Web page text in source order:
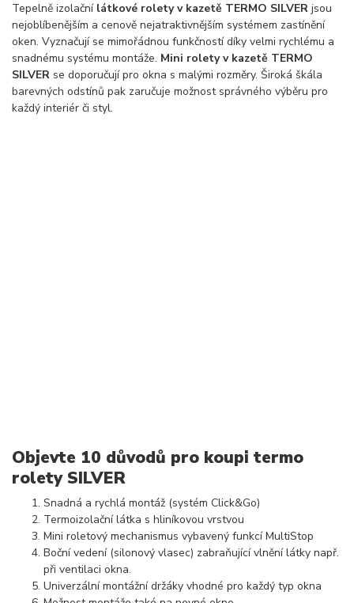
Tepelně izolační látkové rolety v kazetě TERMO SILVER jsou
nejoblíbenějším a cenově nejatraktivnějším systémem zastínění
oken. Vyznačují se mimořádnou funkčností díky velmi rychlému a
snadnému systému montáže. Mini rolety v kazetě TERMO
SILVER se doporučují pro okna s malými rozměry. Široká škála
barevných odstínů pak zaručuje možnost správného výběru pro
každý interiér či styl.
Objevte 10 důvodů pro koupi termo
rolety SILVER
Snadná a rychlá montáž (systém Click&Go)
Termoizolační látka s hliníkovou vrstvou
Mini roletový mechanismus vybavený funkcí MultiStop
Boční vedení (silonový vlasec) zabraňující vlnění látky např.
při ventilaci okna.
Univerzální montážní držáky vhodné pro každý typ okna